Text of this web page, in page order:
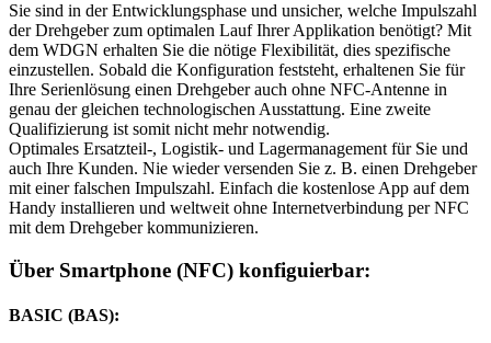
Sie sind in der Entwicklungsphase und unsicher, welche Impulszahl
der Drehgeber zum optimalen Lauf Ihrer Applikation benötigt? Mit
dem WDGN erhalten Sie die nötige Flexibilität, dies spezifische
einzustellen. Sobald die Konfiguration feststeht, erhaltenen Sie für
Ihre Serienlösung einen Drehgeber auch ohne NFC-Antenne in
genau der gleichen technologischen Ausstattung. Eine zweite
Qualifizierung ist somit nicht mehr notwendig.
Optimales Ersatzteil-, Logistik- und Lagermanagement für Sie und
auch Ihre Kunden. Nie wieder versenden Sie z. B. einen Drehgeber
mit einer falschen Impulszahl. Einfach die kostenlose App auf dem
Handy installieren und weltweit ohne Internetverbindung per NFC
mit dem Drehgeber kommunizieren.
Über Smartphone (NFC) konfiguierbar:
BASIC (BAS):